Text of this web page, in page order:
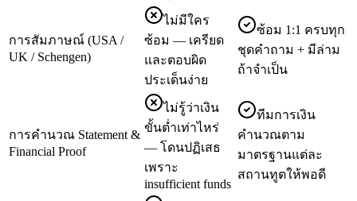
การสัมภาษณ์ (USA /
UK / Schengen)
ไม่มีใคร
ซ้อม — เครียด
และตอบผิด
ประเด็นง่าย
ซ้อม 1:1 ครบทุก
ชุดคำถาม + มีล่าม
ถ้าจำเป็น
การคำนวณ Statement &
Financial Proof
ไม่รู้ว่าเงิน
ขั้นต่ำเท่าไหร่
— โดนปฏิเสธ
เพราะ
insufficient funds
ทีมการเงิน
คำนวณตาม
มาตรฐานแต่ละ
สถานทูตให้พอดี